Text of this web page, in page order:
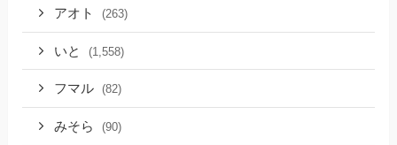
アオト (263)
いと (1,558)
フマル (82)
みそら (90)